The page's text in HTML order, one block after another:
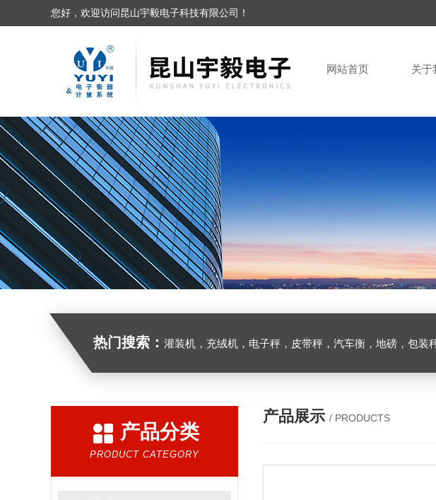
您好，欢迎访问昆山宇毅电子科技有限公司！
网站首页 关于
热门搜索： 灌装机，充绒机，电子秤，皮带秤，汽车衡，地磅，包装
产品分类
PRODUCT CATEGORY
产品展示 / PRODUCTS